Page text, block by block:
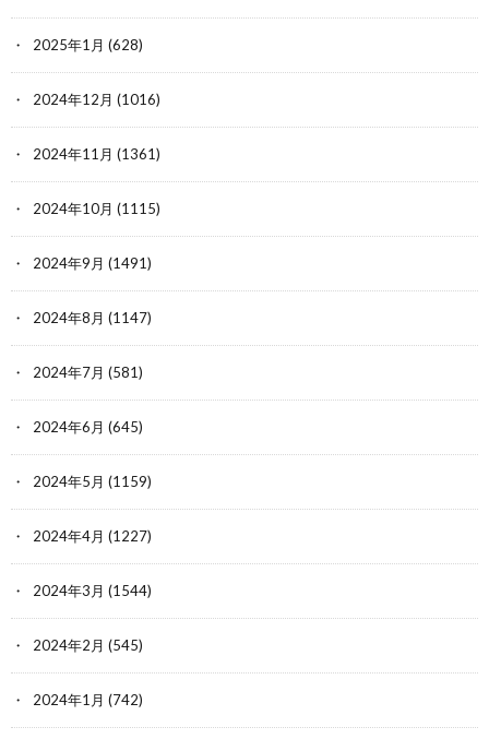
2025年1月 (628)
2024年12月 (1016)
2024年11月 (1361)
2024年10月 (1115)
2024年9月 (1491)
2024年8月 (1147)
2024年7月 (581)
2024年6月 (645)
2024年5月 (1159)
2024年4月 (1227)
2024年3月 (1544)
2024年2月 (545)
2024年1月 (742)